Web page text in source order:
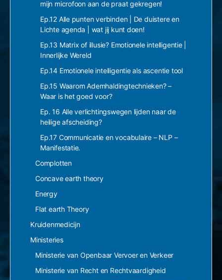
mijn microfoon aan de praat gekregen!
Ep.12 Alle punten verbinden | De duistere en
Lichte agenda | wat jij kunt doen!
Ep.13 Matrix of illusie? Emotionele intelligentie |
Innerlijke Wereld
Ep.14 Emotionele intelligentie als ascentie tool
Ep.15 Waarom Ademhaldingtechnieken? –
Waar is het goed voor?
Ep. 16 Alle verlichtingswegen lijden naar de
heilige afscheiding?
Ep.17 Communicatie en vocabulaire – NLP –
Manifestatie.
Complotten
Concave earth theory
Energy
Flat earth Theory
Kruidenmedicijn
Ministeries
Ministerie van Openbaar Vervoer en Verkeer
Ministerie van Recht en Rechtvaardigheid